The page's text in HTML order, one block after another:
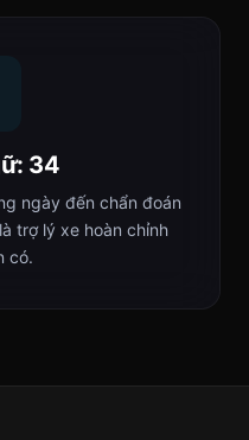
34
ngày đến chẩn đoán
trợ lý xe hoàn chỉnh
có.